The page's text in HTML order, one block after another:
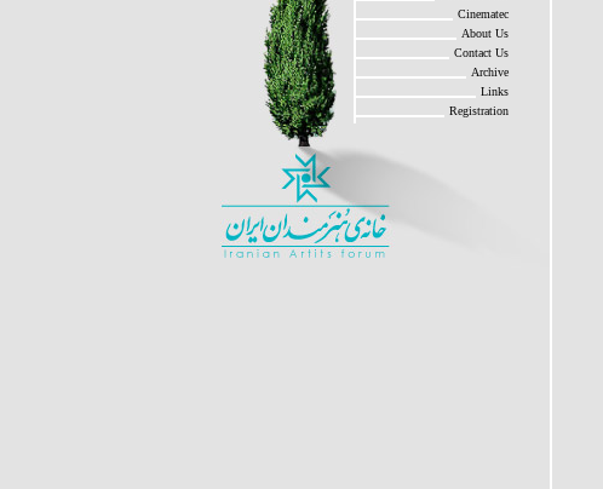
Cinematec
About Us
Contact Us
Archive
Links
Registration